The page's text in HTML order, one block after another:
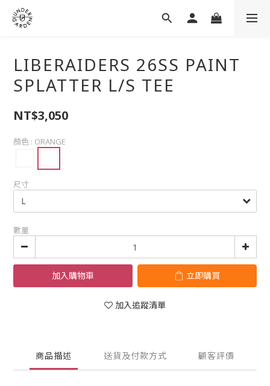
LIBERAIDERS 26SS PAINT
SPLATTER L/S TEE
NT$3,050
顏色 : ORANGE
尺寸
數量
加入購物車 立即購買
加入追蹤清單
商品描述 送貨及付款方式 顧客評價